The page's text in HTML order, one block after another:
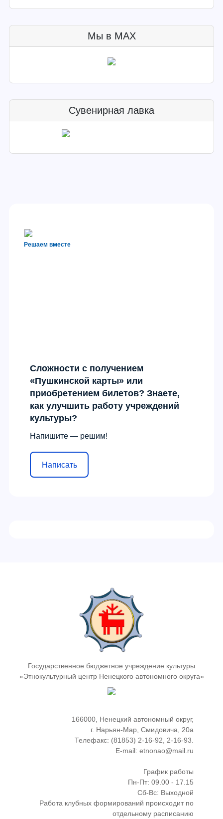
Мы в MAX
Сувенирная лавка
Решаем вместе
Сложности с получением
«Пушкинской карты» или
приобретением билетов? Знаете,
как улучшить работу учреждений
культуры?
Напишите — решим!
Написать
Государственное бюджетное учреждение культуры
«Этнокультурный центр Ненецкого автономного округа»
166000, Ненецкий автономный округ,
г. Нарьян-Мар, Смидовича, 20а
Телефакс: (81853) 2-16-92, 2-16-93.
E-mail: etnonao@mail.ru
График работы
Пн-Пт: 09.00 - 17.15
Сб-Вс: Выходной
Работа клубных формирований происходит по
отдельному расписанию